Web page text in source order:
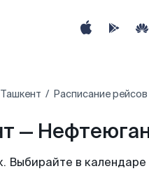
Ташкент Расписание
—
в календаре